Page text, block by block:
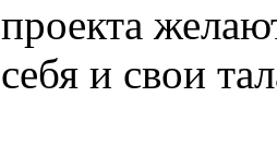
проекта
себя и свои